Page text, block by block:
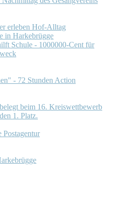
erleben Hof-Alltag
in Harkebrügge
Schule - 1000000-Cent für
- 72 Stunden Action
beim 16. Kreiswettbewerb
1. Platz.